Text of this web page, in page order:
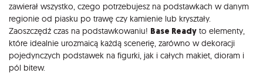
zawierał wszystko, czego potrzebujesz na podstawkach w danym
regionie od piasku po trawę czy kamienie lub kryształy.
Zaoszczędź czas na podstawkowaniu! Base Ready to elementy,
które idealnie urozmaicą każdą scenerię, zarówno w dekoracji
pojedynczych podstawek na figurki, jak i całych makiet, dioram i
pól bitew.